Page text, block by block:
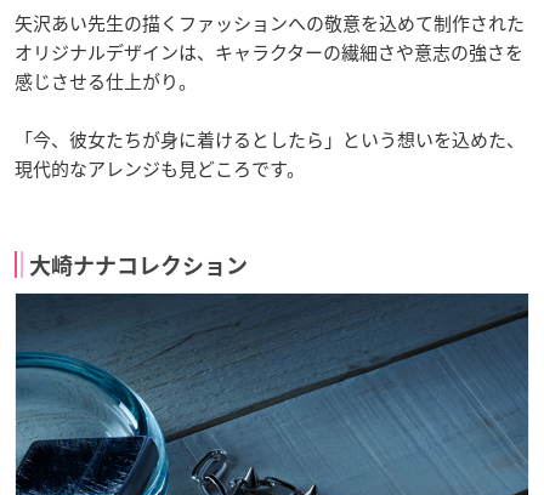
矢沢あい先生の描くファッションへの敬意を込めて制作された
オリジナルデザインは、キャラクターの繊細さや意志の強さを
感じさせる仕上がり。
「今、彼女たちが身に着けるとしたら」という想いを込めた、
現代的なアレンジも見どころです。
大崎ナナコレクション